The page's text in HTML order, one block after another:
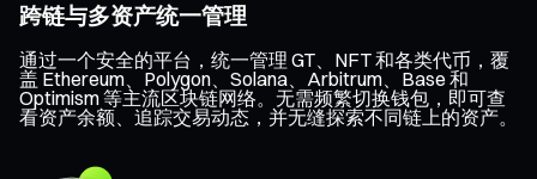
跨链与多资产统一管理
通过一个安全的平台，统一管理 GT、NFT 和各类代币，覆
盖 Ethereum、Polygon、Solana、Arbitrum、Base 和
Optimism 等主流区块链网络。无需频繁切换钱包，即可查
看资产余额、追踪交易动态，并无缝探索不同链上的资产。